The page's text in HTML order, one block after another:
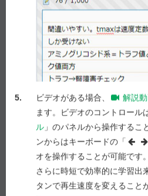
5. ビデオがある場合、 解説
ます。ビデオのコントロール
ル 」のパネルから操作するこ
ンからはキーボードの「
オを操作することが可能です。
さらに時短で効率的に学習出
タンで再生速度を変えること
くなったのは、PMSの対
かったことが一因と推定さ
４ いずれの肺炎の発現頻度も
の段階の方が高くなること
５ PMSは副作用の発現を調
有効性に関する調査は行わ
問 230
1
2 3
問 231
1
2 3